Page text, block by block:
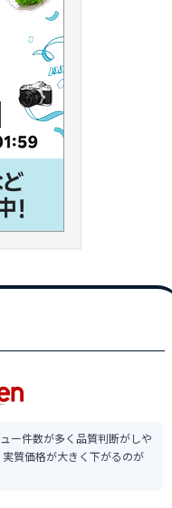
ー件数が多く品質判断がしや
質価格が大きく下がるのが